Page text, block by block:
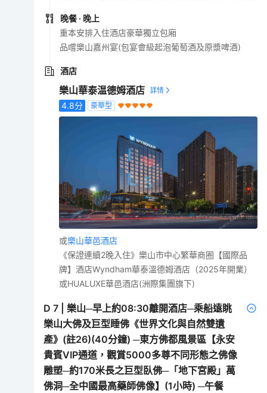
晚餐 · 晚上
重本安排入住酒店豪華獨立包廂
品嚐樂山嘉州宴(包宴會級起泡葡萄酒及原漿啤酒)
酒店
樂山華泰温德姆酒店
4.8分 豪華型
或樂山華邑酒店
《保證連續2晚入住》樂山市中心繁華商圈【國際品
牌】酒店Wyndham華泰溫德姆酒店（2025年開業）
或HUALUXE華邑酒店(洲際集團旗下)
D7 |樂山─早上約08:30離開酒店─乘船遠眺
樂山大佛及巨型睡佛《世界文化與自然雙遺
產》(註26)(40分鐘) ─東方佛都風景區【永安
貴賓VIP通道，觀賞5000多尊不同形態之佛像
雕塑─約170米長之巨型臥佛─「地下宮殿」萬
佛洞─全中國最高藥師佛像】(1小時) ─午餐